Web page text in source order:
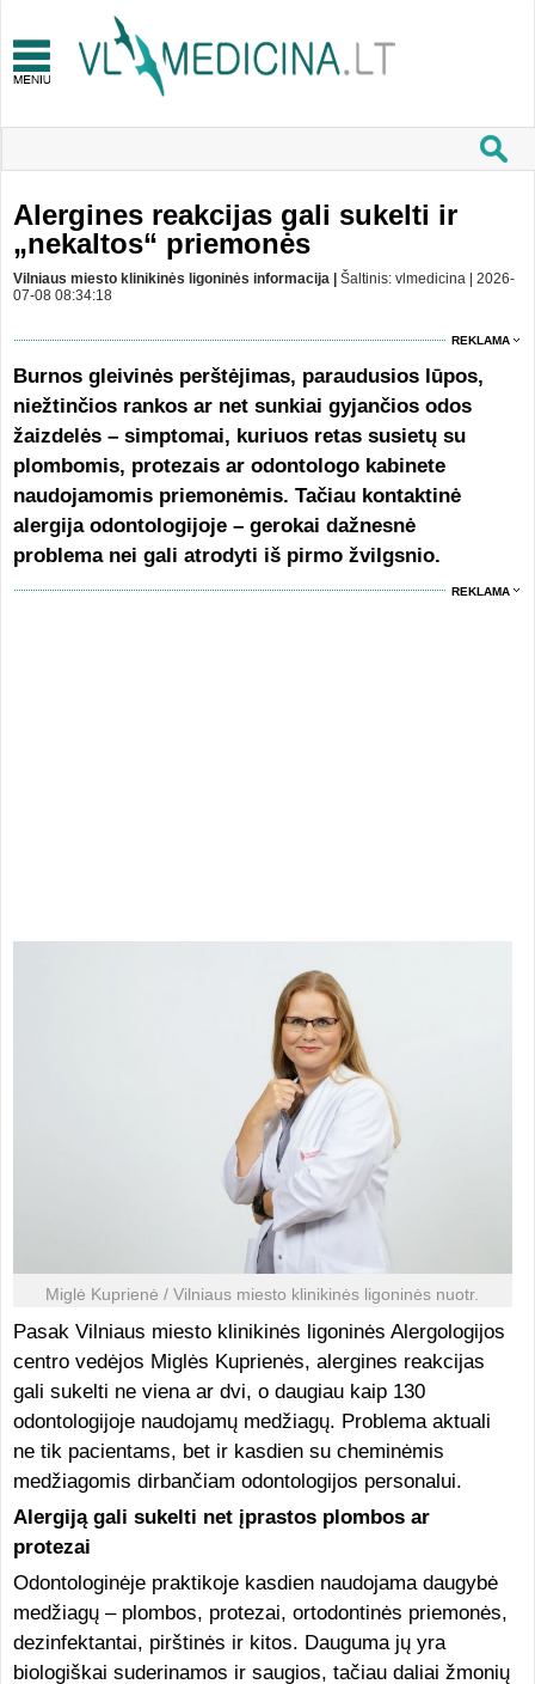
Alergines reakcijas gali sukelti ir
„nekaltos“ priemonės
Vilniaus miesto klinikinės ligoninės informacija | Šaltinis: vlmedicina | 2026-
07-08 08:34:18
REKLAMA
Burnos gleivinės perštėjimas, paraudusios lūpos,
niežtinčios rankos ar net sunkiai gyjančios odos
žaizdelės – simptomai, kuriuos retas susietų su
plombomis, protezais ar odontologo kabinete
naudojamomis priemonėmis. Tačiau kontaktinė
alergija odontologijoje – gerokai dažnesnė
problema nei gali atrodyti iš pirmo žvilgsnio.
REKLAMA
Miglė Kuprienė / Vilniaus miesto klinikinės ligoninės nuotr.
Pasak Vilniaus miesto klinikinės ligoninės Alergologijos
centro vedėjos Miglės Kuprienės, alergines reakcijas
gali sukelti ne viena ar dvi, o daugiau kaip 130
odontologijoje naudojamų medžiagų. Problema aktuali
ne tik pacientams, bet ir kasdien su cheminėmis
medžiagomis dirbančiam odontologijos personalui.
Alergiją gali sukelti net įprastos plombos ar
protezai
Odontologinėje praktikoje kasdien naudojama daugybė
medžiagų – plombos, protezai, ortodontinės priemonės,
dezinfektantai, pirštinės ir kitos. Dauguma jų yra
biologiškai suderinamos ir saugios, tačiau daliai žmonių